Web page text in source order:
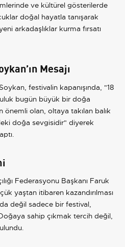
ve kültürel gösterilerde
doğal hayatla tanışarak
arkadaşlıklar kurma fırsatı
Mesajı
festivalin kapanışında, "18
bugün büyük bir doğa
olan, oltaya takılan balık
doğa sevgisidir" diyerek
Federasyonu Başkanı Faruk
yaştan itibaren kazandırılması
değil sadece bir festival,
sahip çıkmak tercih değil,